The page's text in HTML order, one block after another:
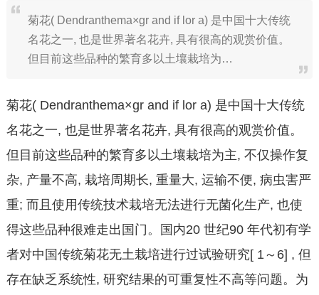
菊花( Dendranthema×gr and if lor a) 是中国十大传统
名花之一, 也是世界著名花卉, 具有很高的观赏价值。
但目前这些品种的繁育多以土壤栽培为…
菊花( Dendranthema×gr and if lor a) 是中国十大传统
名花之一, 也是世界著名花卉, 具有很高的观赏价值。
但目前这些品种的繁育多以土壤栽培为主, 不仅操作复
杂, 产量不高, 栽培周期长, 重量大, 运输不便, 病虫害严
重; 而且使用传统技术栽培无法进行无菌化生产, 也使
得这些品种很难走出国门。国内20 世纪90 年代初有学
者对中国传统菊花无土栽培进行过试验研究[ 1～6] , 但
存在缺乏系统性, 研究结果的可重复性不高等问题。为